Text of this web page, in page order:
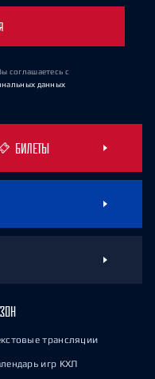
соглашаетесь с
данных
БИЛЕТЫ
трансляции
игр КХЛ